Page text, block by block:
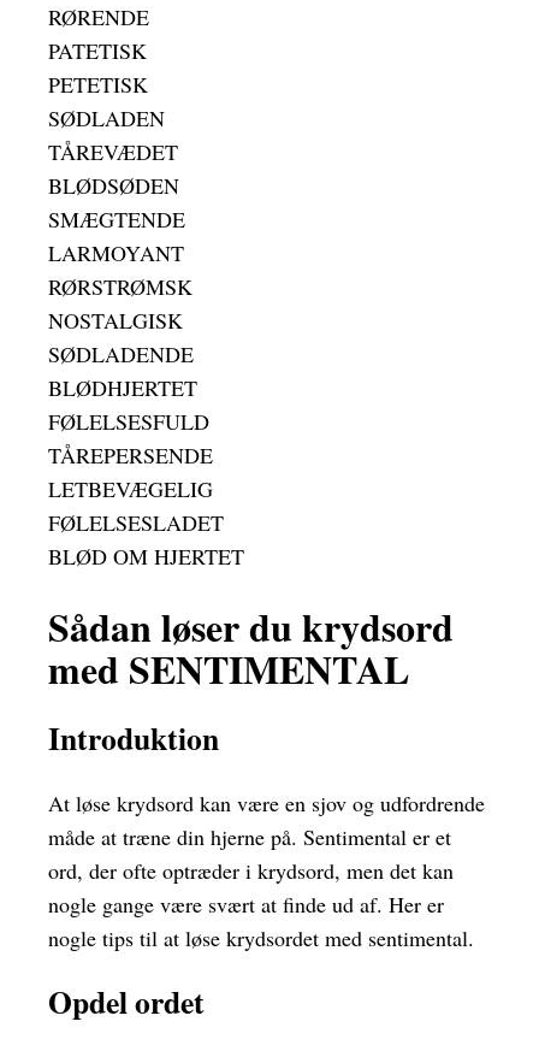
RØRENDE
PATETISK
PETETISK
SØDLADEN
TÅREVÆDET
BLØDSØDEN
SMÆGTENDE
LARMOYANT
RØRSTRØMSK
NOSTALGISK
SØDLADENDE
BLØDHJERTET
FØLELSESFULD
TÅREPERSENDE
LETBEVÆGELIG
FØLELSESLADET
BLØD OM HJERTET
Sådan løser du krydsord
med SENTIMENTAL
Introduktion
At løse krydsord kan være en sjov og udfordrende
måde at træne din hjerne på. Sentimental er et
ord, der ofte optræder i krydsord, men det kan
nogle gange være svært at finde ud af. Her er
nogle tips til at løse krydsordet med sentimental.
Opdel ordet